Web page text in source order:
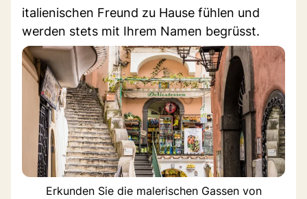
italienischen Freund zu Hause fühlen und
werden stets mit Ihrem Namen begrüsst.
Erkunden Sie die malerischen Gassen von